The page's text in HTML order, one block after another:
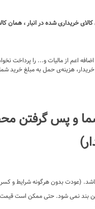
خریداری شده در انبار ، همان
اعم از مالیات و... را پرداخت
هزینه‌ی حمل به مبلغ خرید
(عودت بدون هرگونه شرایط و کسر
بند نمی شود. حتی ممکن است قیمت